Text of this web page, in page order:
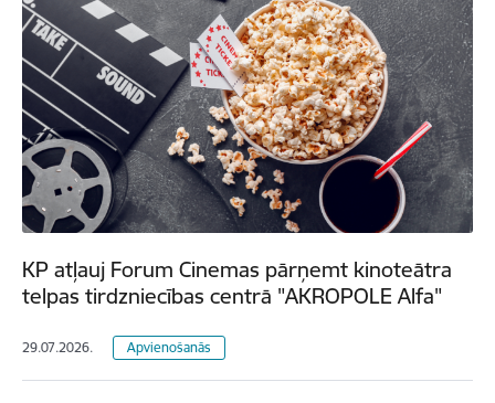
KP atļauj Forum Cinemas pārņemt kinoteātra
telpas tirdzniecības centrā "AKROPOLE Alfa"
29.07.2026. Apvienošanās